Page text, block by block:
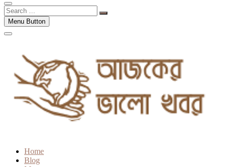
Search
…Menu Button
Home
Blog